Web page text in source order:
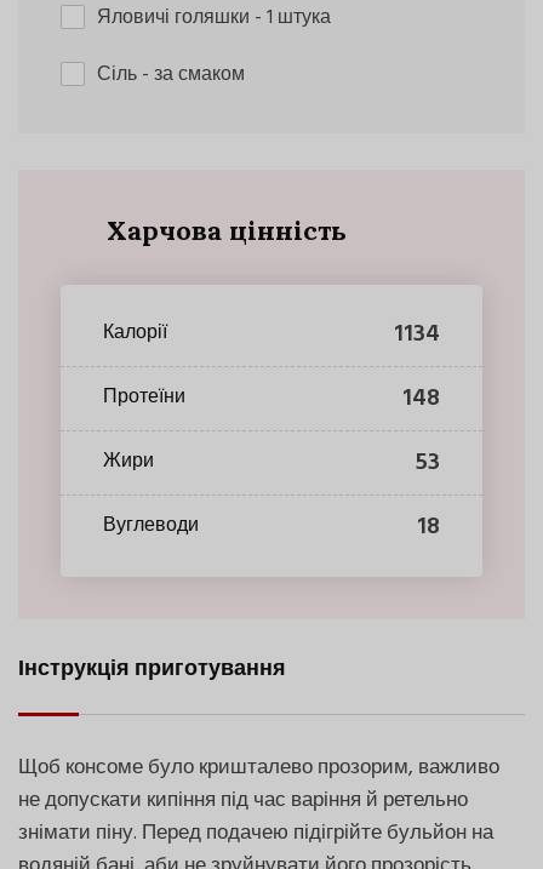
Яловичі голяшки - 1 штука
Сіль- за смаком
Харчова цінність
Калорії 1134
Протеїни 148
Жири 53
Вуглеводи 18
Інструкція приготування
Щоб консоме було кришталево прозорим, важливо
не допускати кипіння під час варіння й ретельно
знімати піну. Перед подачею підігрійте бульйон на